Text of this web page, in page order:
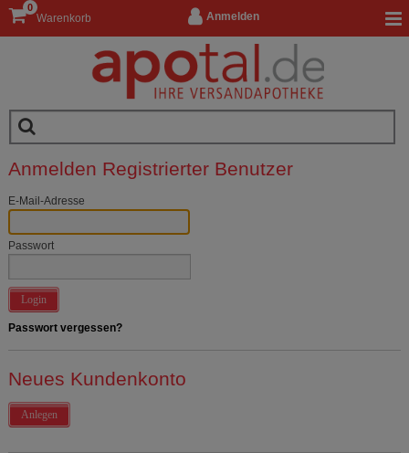
Anmelden
Warenkorb
0
Anmelden Registrierter Benutzer
E-Mail-Adresse
Passwort
Login
Passwort vergessen?
Neues Kundenkonto
Anlegen